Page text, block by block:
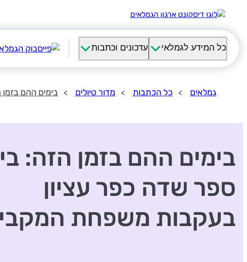
כל המידע לגמלאי עדכונים וכתבות
גמלאים כל הכתבות מדור טיולים בימים ההם
בימים ההם בזמן הזה:
ספר שדה כפר עציון
בעקבות משפחת המקבי